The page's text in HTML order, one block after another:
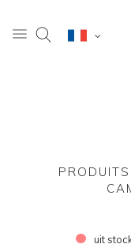
uit